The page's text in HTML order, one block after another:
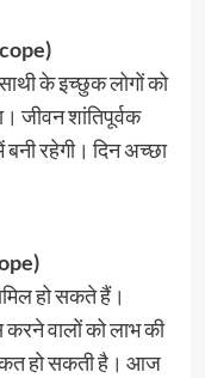
के इच्छुक लोगों को
जीवन शांतिपूर्वक
रहेगी। दिन अच्छा
हो सकते हैं।
वालों को लाभ की
हो सकती है। आज